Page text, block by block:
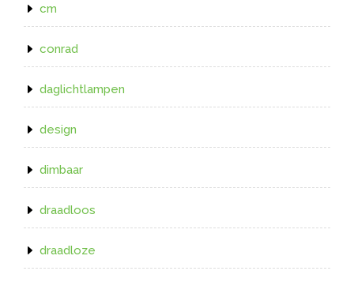
cm
conrad
daglichtlampen
design
dimbaar
draadloos
draadloze